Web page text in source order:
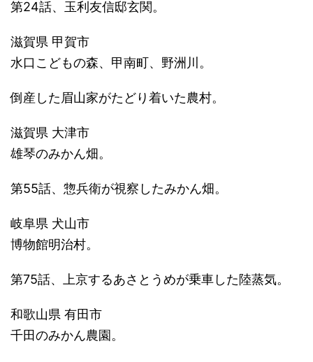
第24話、玉利友信邸玄関。
滋賀県 甲賀市
水口こどもの森、甲南町、野洲川。
倒産した眉山家がたどり着いた農村。
滋賀県 大津市
雄琴のみかん畑。
第55話、惣兵衛が視察したみかん畑。
岐阜県 犬山市
博物館明治村。
第75話、上京するあさとうめが乗車した陸蒸気。
和歌山県 有田市
千田のみかん農園。